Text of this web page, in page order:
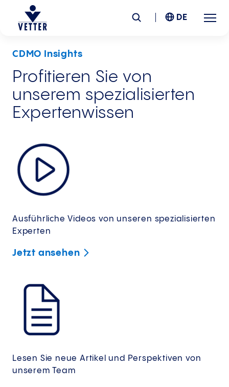
Verantwortung
Services
Standorte
News & Insights
Karriere
DE
CDMO Insights
Profitieren Sie von
unserem spezialisierten
Expertenwissen
Ausführliche Videos von unseren spezialisierten
Experten
Jetzt ansehen
Lesen Sie neue Artikel und Perspektiven von
unserem Team